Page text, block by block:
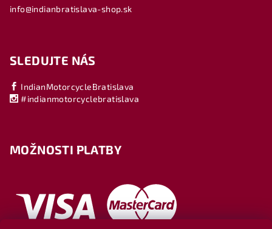
info@indianbratislava-shop.sk
SLEDUJTE NÁS
IndianMotorcycleBratislava
#indianmotorcyclebratislava
MOŽNOSTI PLATBY